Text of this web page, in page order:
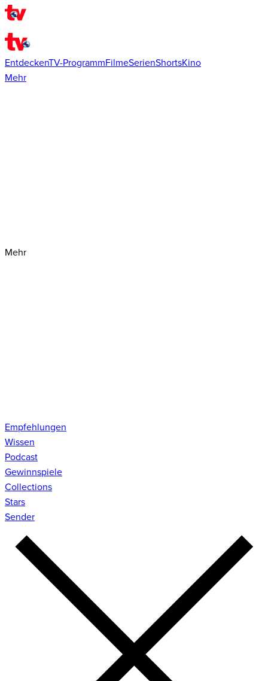
EntdeckenTV-ProgrammFilmeSerienShortsKino
Mehr
Mehr
Empfehlungen
Wissen
Podcast
Gewinnspiele
Collections
Stars
Sender